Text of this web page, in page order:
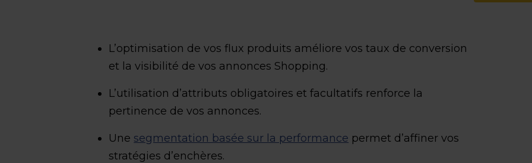
L’optimisation de vos flux produits améliore vos taux de conversion
et la visibilité de vos annonces Shopping.
L’utilisation d’attributs obligatoires et facultatifs renforce la
pertinence de vos annonces.
Une segmentation basée sur la performance permet d’affiner vos
stratégies d’enchères.